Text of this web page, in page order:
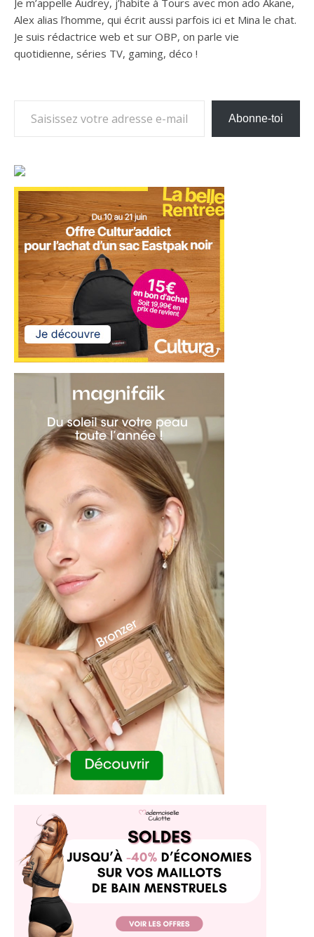
Alex alias l’homme, qui écrit aussi parfois ici et Mina le chat.
Je suis rédactrice web et sur OBP, on parle vie
quotidienne, séries TV, gaming, déco !
Abonne-toi